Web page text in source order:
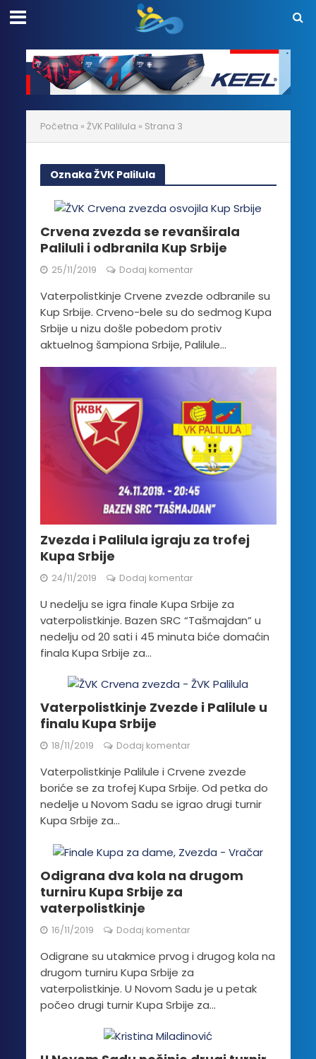
Početna » ŽVK Palilula » Strana 3
Oznaka ŽVK Palilula
Crvena zvezda se revanširala
Paliluli i odbranila Kup Srbije
25/11/2019 Dodaj komentar
Vaterpolistkinje Crvene zvezde odbranile su
Kup Srbije. Crveno-bele su do sedmog Kupa
Srbije u nizu došle pobedom protiv
aktuelnog šampiona Srbije, Palilule...
Zvezda i Palilula igraju za trofej
Kupa Srbije
24/11/2019 Dodaj komentar
U nedelju se igra finale Kupa Srbije za
vaterpolistkinje. Bazen SRC “Tašmajdan” u
nedelju od 20 sati i 45 minuta biće domaćin
finala Kupa Srbije za...
Vaterpolistkinje Zvezde i Palilule u
finalu Kupa Srbije
18/11/2019 Dodaj komentar
Vaterpolistkinje Palilule i Crvene zvezde
boriće se za trofej Kupa Srbije. Od petka do
nedelje u Novom Sadu se igrao drugi turnir
Kupa Srbije za...
Odigrana dva kola na drugom
turniru Kupa Srbije za
vaterpolistkinje
16/11/2019 Dodaj komentar
Odigrane su utakmice prvog i drugog kola na
drugom turniru Kupa Srbije za
vaterpolistkinje. U Novom Sadu je u petak
počeo drugi turnir Kupa Srbije za...